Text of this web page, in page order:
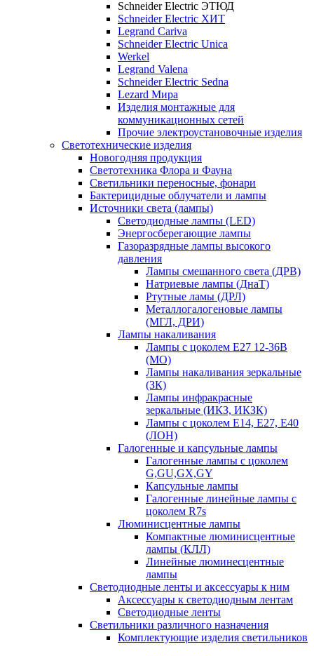
Schneider Electric ЭТЮД
Schneider Electric ХИТ
Legrand Cariva
Schneider Electric Unica
Werkel
Legrand Valena
Schneider Electric Sedna
Lezard Мира
Изделия монтажные для
коммуникационных сетей
Прочие электроустановочные изделия
Светотехнические изделия
Новогодняя продукция
Светотехника Флора и Фауна
Светильники переносные, фонари
Бактерицидные облучатели и лампы
Источники света (лампы)
Светодиодные лампы (LED)
Энергосберегающие лампы
Газоразрядные лампы высокого
давления
Лампы смешанного света (ДРВ)
Натриевые лампы (ДнаТ)
Ртутные ламы (ДРЛ)
Металлогалогеновые лампы
(МГЛ, ДРИ)
Лампы накаливания
Лампы с цоколем Е27 12-36В
(МО)
Лампы накаливания зеркальные
(ЗК)
Лампы инфракрасные
зеркальные (ИКЗ, ИКЗК)
Лампы с цоколем Е14, Е27, Е40
(ЛОН)
Галогенные и капсульные лампы
Галогенные лампы с цоколем
G,GU,GX,GY
Капсульные лампы
Галогенные линейные лампы с
цоколем R7s
Люминисцентные лампы
Компактные люминисцентные
лампы (КЛЛ)
Линейные люминесцентные
лампы
Светодиодные ленты и аксессуары к ним
Аксессуары к светодиодным лентам
Светодиодные ленты
Светильники различного назначения
Комплектующие изделия светильников